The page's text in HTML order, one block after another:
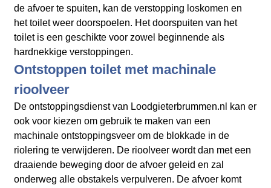
de afvoer te spuiten, kan de verstopping loskomen en
het toilet weer doorspoelen. Het doorspuiten van het
toilet is een geschikte voor zowel beginnende als
hardnekkige verstoppingen.
Ontstoppen toilet met machinale
rioolveer
De ontstoppingsdienst van Loodgieterbrummen.nl kan er
ook voor kiezen om gebruik te maken van een
machinale ontstoppingsveer om de blokkade in de
riolering te verwijderen. De rioolveer wordt dan met een
draaiende beweging door de afvoer geleid en zal
onderweg alle obstakels verpulveren. De afvoer komt